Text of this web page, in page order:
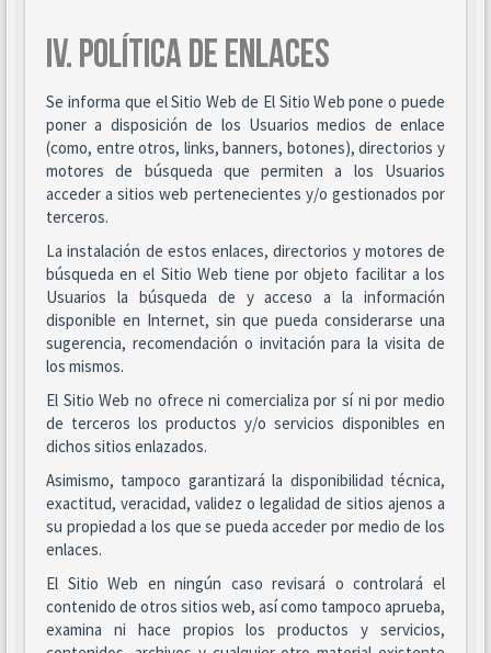
IV. POLÍTICA DE ENLACES
Se informa que el Sitio Web de El Sitio Web pone o puede
poner a disposición de los Usuarios medios de enlace
(como, entre otros, links, banners, botones), directorios y
motores de búsqueda que permiten a los Usuarios
acceder a sitios web pertenecientes y/o gestionados por
terceros.
La instalación de estos enlaces, directorios y motores de
búsqueda en el Sitio Web tiene por objeto facilitar a los
Usuarios la búsqueda de y acceso a la información
disponible en Internet, sin que pueda considerarse una
sugerencia, recomendación o invitación para la visita de
los mismos.
El Sitio Web no ofrece ni comercializa por sí ni por medio
de terceros los productos y/o servicios disponibles en
dichos sitios enlazados.
Asimismo, tampoco garantizará la disponibilidad técnica,
exactitud, veracidad, validez o legalidad de sitios ajenos a
su propiedad a los que se pueda acceder por medio de los
enlaces.
El Sitio Web en ningún caso revisará o controlará el
contenido de otros sitios web, así como tampoco aprueba,
examina ni hace propios los productos y servicios,